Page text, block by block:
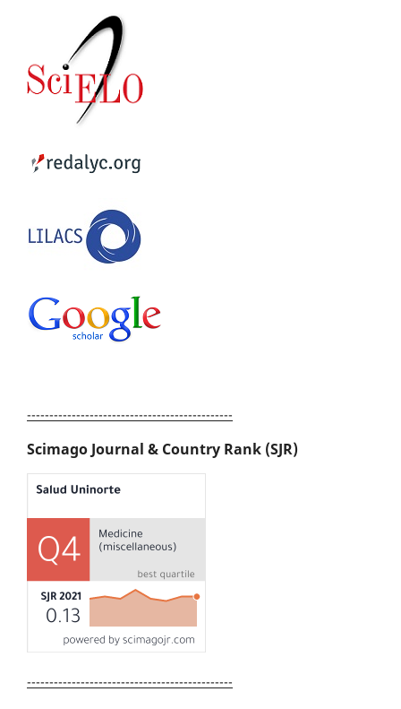
----------------------------------------------
Scimago Journal & Country Rank (SJR)
----------------------------------------------